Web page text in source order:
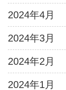
2024年4月
2024年3月
2024年2月
2024年1月